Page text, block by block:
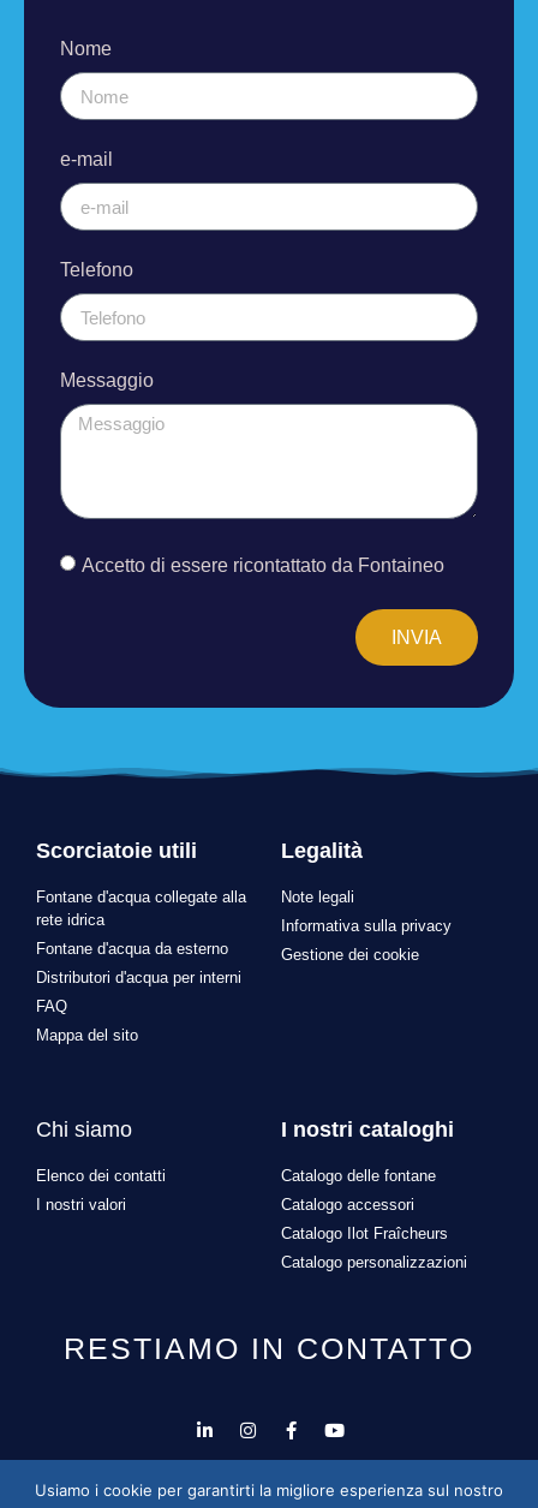
Nome
e-mail
Telefono
Messaggio
Accetto di essere ricontattato da Fontaineo
INVIA
Scorciatoie utili
Fontane d'acqua collegate alla
rete idrica
Fontane d'acqua da esterno
Distributori d'acqua per interni
FAQ
Mappa del sito
Legalità
Note legali
Informativa sulla privacy
Gestione dei cookie
Chi siamo
Elenco dei contatti
I nostri valori
I nostri cataloghi
Catalogo delle fontane
Catalogo accessori
Catalogo Ilot Fraîcheurs
Catalogo personalizzazioni
RESTIAMO IN CONTATTO
Progettazione e sviluppo del sito a cura diAlexandre
Usiamo i cookie per garantirti la migliore esperienza sul nostro